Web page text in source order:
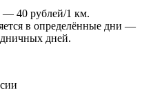
40 рублей/1 км.
в определённые дни —
дней.